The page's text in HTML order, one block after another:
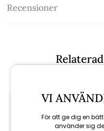
Recensioner
VI
För att ge dig en
använder sig